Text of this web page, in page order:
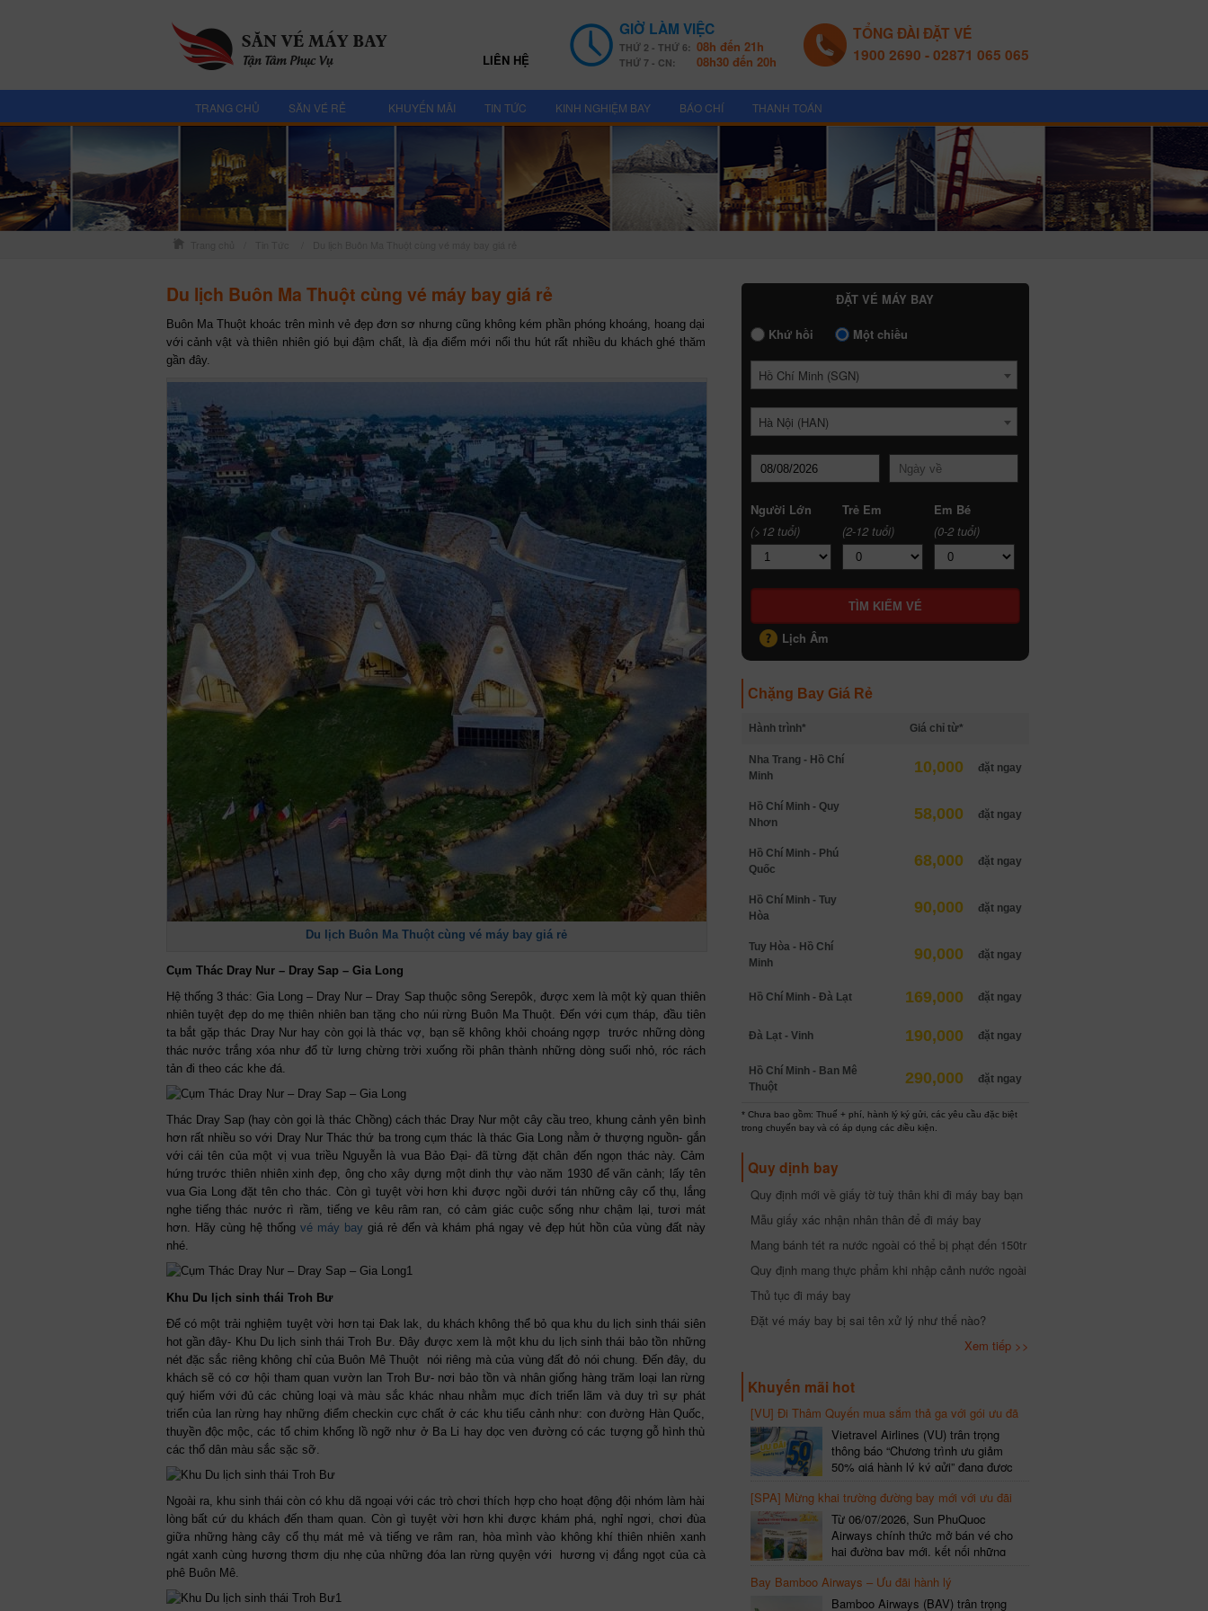
LIÊN HỆ
GIỜ LÀM VIỆC
THỨ 2 - THỨ 6: 08h đến 21h
THỨ 7 - CN: 08h30 đến 20h
TỔNG ĐÀI ĐẶT VÉ
1900 2690 - 02871 065 065
TRANG CHỦ SĂN VÉ RẺ KHUYẾN MÃI TIN TỨC KINH NGHIỆM BAY BÁO CHÍ THANH TOÁN
Du lịch Buôn Ma Thuột cùng vé máy bay giá rẻ
Buôn Ma Thuột khoác trên mình vẻ đẹp đơn sơ nhưng cũng không kém phần phóng khoáng, hoang dại
với cảnh vật và thiên nhiên gió bụi đậm chất, là địa điểm mới nổi thu hút rất nhiều du khách ghé thăm
gần đây.
Du lịch Buôn Ma Thuột cùng vé máy bay giá rẻ
Cụm Thác Dray Nur – Dray Sap – Gia Long
Hệ thống 3 thác: Gia Long – Dray Nur – Dray Sap thuộc sông Serepôk, được xem là một kỳ quan thiên
nhiên tuyệt đẹp do mẹ thiên nhiên ban tặng cho núi rừng Buôn Ma Thuột. Đến với cụm tháp, đầu tiên
ta bắt gặp thác Dray Nur hay còn gọi là thác vợ, bạn sẽ không khỏi choáng ngợp trước những dòng
thác nước trắng xóa như đổ từ lưng chừng trời xuống rồi phân thành những dòng suối nhỏ, róc rách
tản đi theo các khe đá.
Thác Dray Sap (hay còn gọi là thác Chồng) cách thác Dray Nur một cây cầu treo, khung cảnh yên bình
hơn rất nhiều so với Dray Nur Thác thứ ba trong cụm thác là thác Gia Long nằm ở thượng nguồn- gắn
với cái tên của một vị vua triều Nguyễn là vua Bảo Đại- đã từng đặt chân đến ngọn thác này. Cảm
hứng trước thiên nhiên xinh đẹp, ông cho xây dựng một dinh thự vào năm 1930 để vãn cảnh; lấy tên
vua Gia Long đặt tên cho thác. Còn gì tuyệt vời hơn khi được ngồi dưới tán những cây cổ thụ, lắng
nghe tiếng thác nước rì rầm, tiếng ve kêu râm ran, có cảm giác cuộc sống như chậm lại, tươi mát
hơn. Hãy cùng hệ thống vé máy bay giá rẻ đến và khám phá ngay vẻ đẹp hút hồn của vùng đất này
nhé.
Khu Du lịch sinh thái Troh Bư
Để có một trải nghiệm tuyệt vời hơn tại Đak lak, du khách không thể bỏ qua khu du lịch sinh thái siên
hot gần đây- Khu Du lịch sinh thái Troh Bư. Đây được xem là một khu du lịch sinh thái bảo tồn những
nét đặc sắc riêng không chỉ của Buôn Mê Thuột nói riêng mà của vùng đất đỏ nói chung. Đến đây, du
khách sẽ có cơ hội tham quan vườn lan Troh Bư- nơi bảo tồn và nhân giống hàng trăm loại lan rừng
quý hiếm với đủ các chủng loại và màu sắc khác nhau nhằm mục đích triển lãm và duy trì sự phát
triển của lan rừng hay những điểm checkin cực chất ở các khu tiểu cảnh như: con đường Hàn Quốc,
thuyền độc mộc, các tổ chim khổng lồ ngỡ như ở Ba Li hay dọc ven đường có các tượng gỗ hình thù
các thổ dân màu sắc sặc sỡ.
Ngoài ra, khu sinh thái còn có khu dã ngoại với các trò chơi thích hợp cho hoạt động đội nhóm làm hài
lòng bất cứ du khách đến tham quan. Còn gì tuyệt vời hơn khi được khám phá, nghỉ ngơi, chơi đùa
giữa những hàng cây cổ thụ mát mẻ và tiếng ve râm ran, hòa mình vào không khí thiên nhiên xanh
ngát xanh cùng hương thơm dịu nhẹ của những đóa lan rừng quyện với hương vị đắng ngọt của cà
phê Buôn Mê.
ĐẶT VÉ MÁY BAY
Khứ hồi Một chiều
Hồ Chí Minh (SGN)
Hà Nội (HAN)
Người Lớn
(>12 tuổi)
Trẻ Em
(2-12 tuổi)
Em Bé
(0-2 tuổi)
Lịch Âm
Chặng Bay Giá Rẻ
Hành trình* Giá chỉ từ*
Nha Trang - Hồ Chí
Minh
10,000 đặt ngay
Hồ Chí Minh - Quy
Nhơn
58,000 đặt ngay
Hồ Chí Minh - Phú
Quốc
68,000 đặt ngay
Hồ Chí Minh - Tuy
Hòa
90,000 đặt ngay
Tuy Hòa - Hồ Chí
Minh
90,000 đặt ngay
Hồ Chí Minh - Đà Lạt 169,000 đặt ngay
Đà Lạt - Vinh 190,000 đặt ngay
Hồ Chí Minh - Ban Mê
Thuột
290,000 đặt ngay
* Chưa bao gồm: Thuế + phí, hành lý ký gửi, các yêu cầu đặc biệt
trong chuyến bay và có áp dụng các điều kiện.
Quy dịnh bay
Quy định mới về giấy tờ tuỳ thân khi đi máy bay bạn
cần biết
Mẫu giấy xác nhận nhân thân để đi máy bay
Mang bánh tét ra nước ngoài có thể bị phạt đến 150tr
Quy định mang thực phẩm khi nhập cảnh nước ngoài
Thủ tục đi máy bay
Đặt vé máy bay bị sai tên xử lý như thế nào?
Xem tiếp >>
Khuyến mãi hot
[VU] Đi Thâm Quyến mua sắm thả ga với gói ưu đã
giảm 50% phí gói cướcVietravel Airlines (VU) trân trọng
thông báo “Chương trình ưu giảm
50% giá hành lý ký gửi” đang được
kết nối từ TP. Hồ Chí Minh
(SGN) đi Thâm Quyến – Trung Quốc
(SZX), chi tiết như sau: LỊCH BAY
CHI TIẾT Đường bay SHCB Giờ khởi
[SPA] Mừng khai trường đường bay mới với ưu đãi
20%
Từ 06/07/2026, Sun PhuQuoc
Airways chính thức mở bán vé cho
hai đường bay mới, kết nối những
khách khám phá vẻ đẹp thiên nhiên
và văn hóa của miền Trung Việt Nam.
Bay Bamboo Airways – Ưu đãi hành lý
Bamboo Airways (BAV) trân trọng